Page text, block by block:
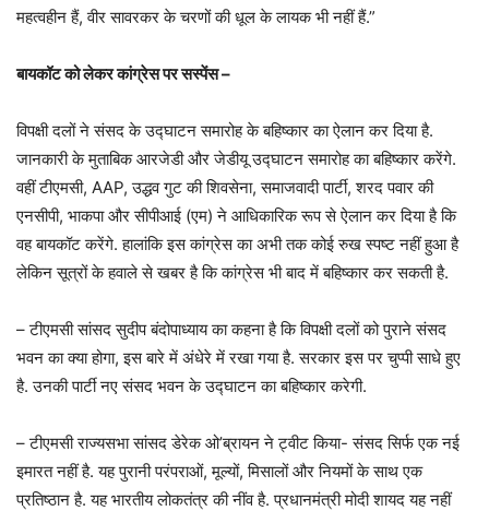
महत्वहीन हैं, वीर सावरकर के चरणों की धूल के लायक भी नहीं हैं.”
बायकॉट को लेकर कांग्रेस पर सस्पेंस –
विपक्षी दलों ने संसद के उद्घाटन समारोह के बहिष्कार का ऐलान कर दिया है.
जानकारी के मुताबिक आरजेडी और जेडीयू उद्घाटन समारोह का बहिष्कार करेंगे.
वहीं टीएमसी, AAP, उद्धव गुट की शिवसेना, समाजवादी पार्टी, शरद पवार की
एनसीपी, भाकपा और सीपीआई (एम) ने आधिकारिक रूप से ऐलान कर दिया है कि
वह बायकॉट करेंगे. हालांकि इस कांग्रेस का अभी तक कोई रुख स्पष्ट नहीं हुआ है
लेकिन सूत्रों के हवाले से खबर है कि कांग्रेस भी बाद में बहिष्कार कर सकती है.
– टीएमसी सांसद सुदीप बंदोपाध्याय का कहना है कि विपक्षी दलों को पुराने संसद
भवन का क्या होगा, इस बारे में अंधेरे में रखा गया है. सरकार इस पर चुप्पी साधे हुए
है. उनकी पार्टी नए संसद भवन के उद्घाटन का बहिष्कार करेगी.
– टीएमसी राज्यसभा सांसद डेरेक ओ’ब्रायन ने ट्वीट किया- संसद सिर्फ एक नई
इमारत नहीं है. यह पुरानी परंपराओं, मूल्यों, मिसालों और नियमों के साथ एक
प्रतिष्ठान है. यह भारतीय लोकतंत्र की नींव है. प्रधानमंत्री मोदी शायद यह नहीं